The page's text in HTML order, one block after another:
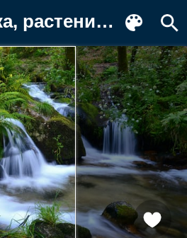
Картинка для телефона